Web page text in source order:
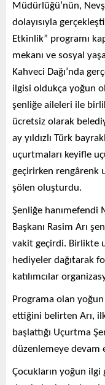
Müdürlüğü’nün,
dolayısıyla
Etkinlik” programı
mekanı ve sosyal
Kahveci Dağı’nda
ilgisi oldukça yoğun
şenliğe aileleri ile
ücretsiz olarak
ay yıldızlı Türk
uçurtmaları keyifle
geçirirken rengârenk
şölen oluşturdu.
Şenliğe hanımefendi
Başkanı Rasim Arı
vakit geçirdi. Birlikte
hediyeler dağıtarak
katılımcılar
Programa olan
ettiğini belirten Arı,
başlattığı Uçurtma
düzenlemeye devam
Çocukların yoğun